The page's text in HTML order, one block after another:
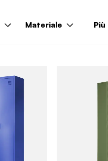
Materiale